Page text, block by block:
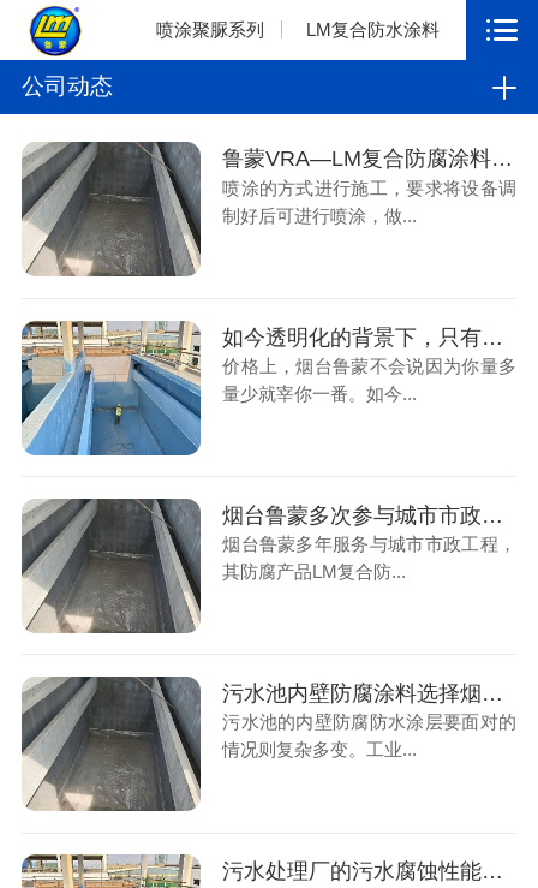
喷涂聚脲系列 LM复合防水涂料
公司动态
鲁蒙VRA—LM复合防腐涂料应用污水厂防腐工程
喷涂的方式进行施工，要求将设备调
制好后可进行喷涂，做...
如今透明化的背景下，只有真材实料才能长远
价格上，烟台鲁蒙不会说因为你量多
量少就宰你一番。如今...
烟台鲁蒙多次参与城市市政工程，解决污水厂防腐工程
烟台鲁蒙多年服务与城市市政工程，
其防腐产品LM复合防...
污水池内壁防腐涂料选择烟台鲁蒙防腐厂家是好选择
污水池的内壁防腐防水涂层要面对的
情况则复杂多变。工业...
污水处理厂的污水腐蚀性能指标要求